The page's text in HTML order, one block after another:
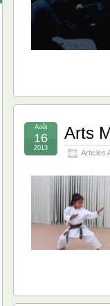
Arts
Articles
Août
16
2013